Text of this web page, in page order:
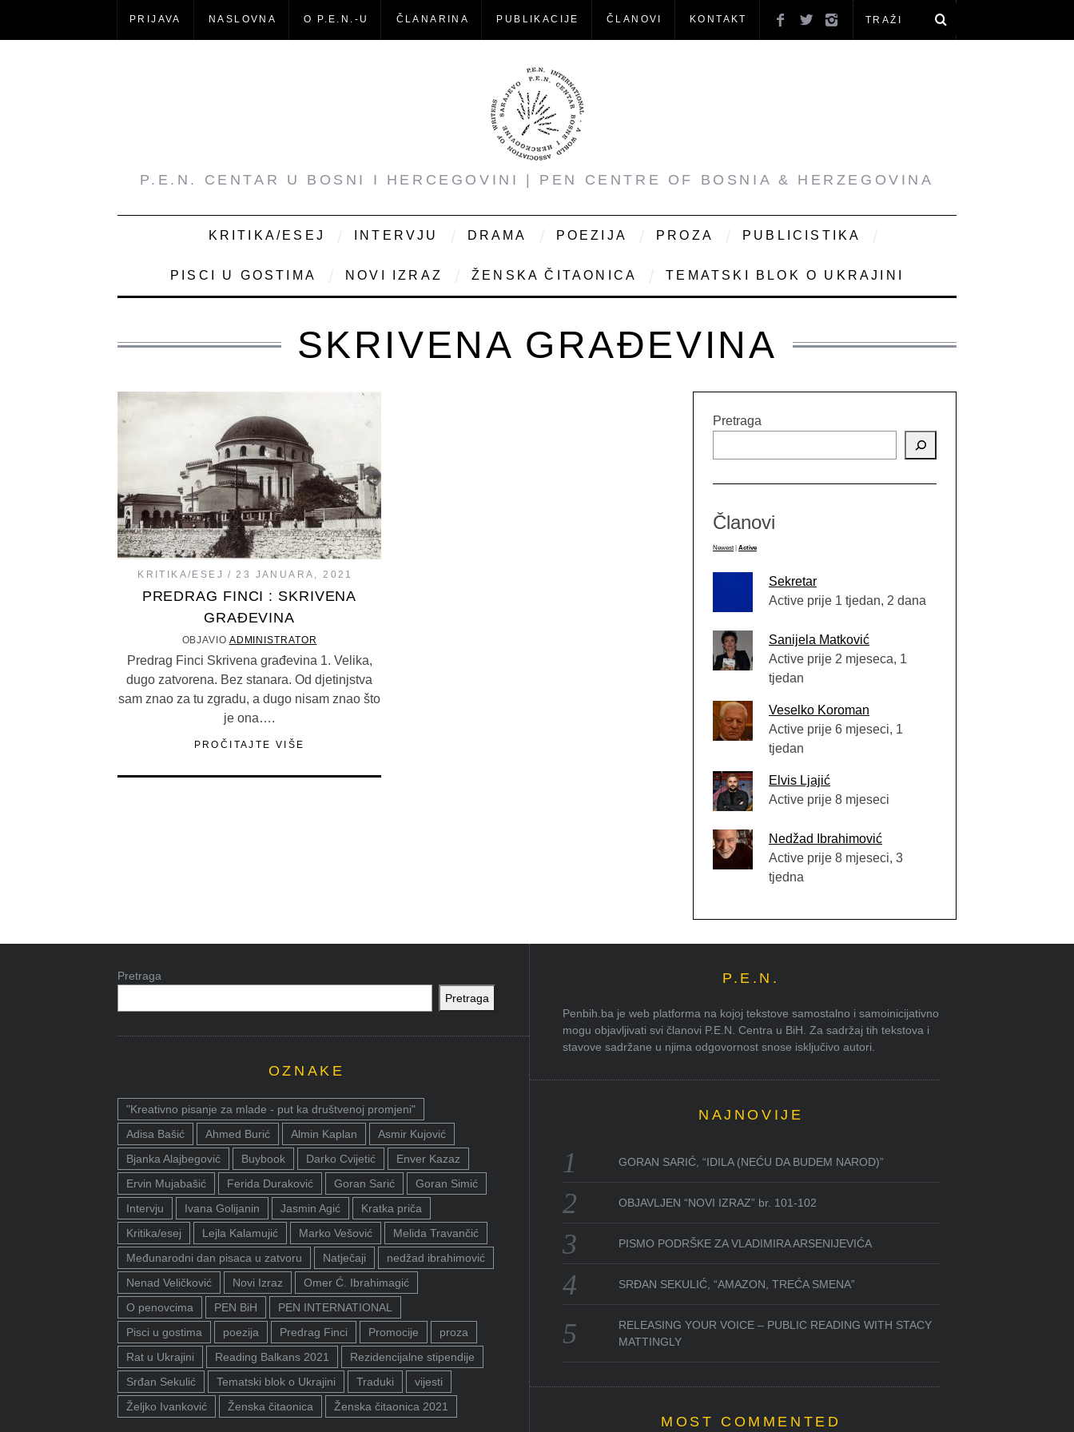
PRIJAVA NASLOVNA O P.E.N.-U ČLANARINA PUBLIKACIJE ČLANOVI KONTAKT
P.E.N. CENTAR U BOSNI I HERCEGOVINI | PEN CENTRE OF BOSNIA & HERZEGOVINA
KRITIKA/ESEJ INTERVJU DRAMA POEZIJA PROZA PUBLICISTIKA
PISCI U GOSTIMA NOVI IZRAZ ŽENSKA ČITAONICA TEMATSKI BLOK O UKRAJINI
SKRIVENA GRAĐEVINA
KRITIKA/ESEJ 23 JANUARA, 2021
PREDRAG FINCI : SKRIVENA
GRAĐEVINA
OBJAVIO ADMINISTRATOR
Predrag Finci Skrivena građevina 1. Velika,
dugo zatvorena. Bez stanara. Od djetinjstva
sam znao za tu zgradu, a dugo nisam znao što
je ona….
PROČITAJTE VIŠE
Pretraga
Članovi
Newest Active
Sekretar
Active prije 1 tjedan, 2 dana
Sanijela Matković
Active prije 2 mjeseca, 1
tjedan
Veselko Koroman
Active prije 6 mjeseci, 1
tjedan
Elvis Ljajić
Active prije 8 mjeseci
Nedžad Ibrahimović
Active prije 8 mjeseci, 3
tjedna
Pretraga
Pretraga
OZNAKE
"Kreativno pisanje za mlade - put ka društvenoj promjeni"
Adisa Bašić
Ahmed Burić Almin Kaplan
Asmir Kujović
Bjanka Alajbegović
Buybook Darko Cvijetić
Enver Kazaz
Ervin Mujabašić
Ferida Duraković Goran Sarić
Goran Simić
Intervju
Ivana Golijanin Jasmin Agić
Kratka priča
Kritika/esej
Lejla Kalamujić Marko Vešović
Melida Travančić
Međunarodni dan pisaca u zatvoru
Natječaji
nedžad ibrahimović
Nenad Veličković
Novi Izraz
Omer Ć. Ibrahimagić
O penovcima
PEN BiH
PEN INTERNATIONAL
Pisci u gostima
poezija Predrag Finci Promocije
proza
Rat u Ukrajini
Reading Balkans 2021
Rezidencijalne stipendije
Srđan Sekulić
Tematski blok o Ukrajini Traduki
vijesti
Željko Ivanković
Ženska čitaonica Ženska čitaonica 2021
P.E.N.
Penbih.ba je web platforma na kojoj tekstove samostalno i samoinicijativno
mogu objavljivati svi članovi P.E.N. Centra u BiH. Za sadržaj tih tekstova i
stavove sadržane u njima odgovornost snose isključivo autori.
NAJNOVIJE
GORAN SARIĆ, “IDILA (NEĆU DA BUDEM NAROD)”
OBJAVLJEN “NOVI IZRAZ” br. 101-102
PISMO PODRŠKE ZA VLADIMIRA ARSENIJEVIĆA
SRĐAN SEKULIĆ, “AMAZON, TREĆA SMENA”
RELEASING YOUR VOICE – PUBLIC READING WITH STACY
MATTINGLY
MOST COMMENTED